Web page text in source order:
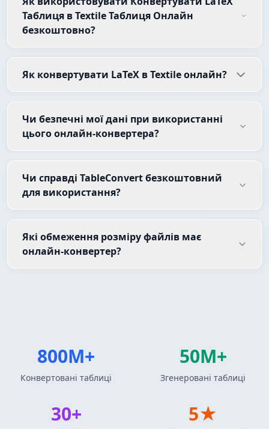
Таблиця в Textile Таблиця Онлайн
безкоштовно?
Як конвертувати LaTeX в Textile онлайн?
Чи безпечні мої дані при використанні
цього онлайн-конвертера?
Чи справді TableConvert безкоштовний
для використання?
Які обмеження розміру файлів має
онлайн-конвертер?
800M+
Конвертовані таблиці
50M+
Згенеровані таблиці
30+ 5★